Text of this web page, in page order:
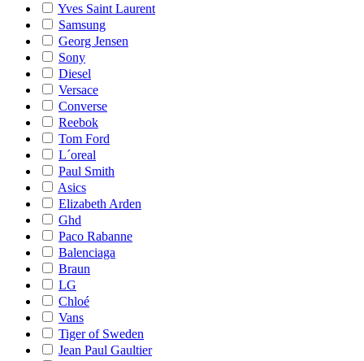
Yves Saint Laurent
Samsung
Georg Jensen
Sony
Diesel
Versace
Converse
Reebok
Tom Ford
L´oreal
Paul Smith
Asics
Elizabeth Arden
Ghd
Paco Rabanne
Balenciaga
Braun
LG
Chloé
Vans
Tiger of Sweden
Jean Paul Gaultier